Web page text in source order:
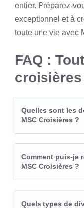
entier. Préparez-
exceptionnel et à
toute une vie avec
FAQ :
croisières
Quelles sont les
MSC Croisières ?
Comment puis-je
MSC Croisières ?
Quels types de